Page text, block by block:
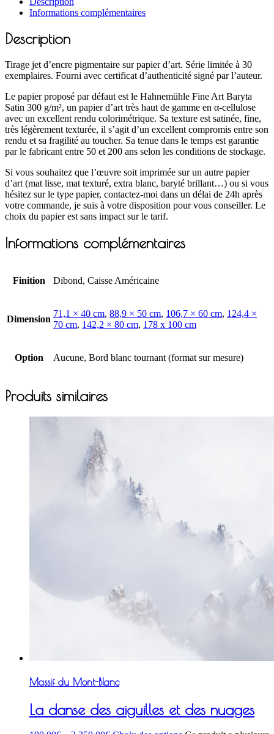
Informations complémentaires
Description
Tirage jet d’encre pigmentaire sur papier d’art. Série limitée à 30
exemplaires. Fourni avec certificat d’authenticité signé par l’auteur.
Le papier proposé par défaut est le Hahnemühle Fine Art Baryta
Satin 300 g/m², un papier d’art très haut de gamme en α-cellulose
avec un excellent rendu colorimétrique. Sa texture est satinée, fine,
très légèrement texturée, il s’agit d’un excellent compromis entre son
rendu et sa fragilité au toucher. Sa tenue dans le temps est garantie
par le fabricant entre 50 et 200 ans selon les conditions de stockage.
Si vous souhaitez que l’œuvre soit imprimée sur un autre papier
d’art (mat lisse, mat texturé, extra blanc, baryté brillant…) ou si vous
hésitez sur le type papier, contactez-moi dans un délai de 24h après
votre commande, je suis à votre disposition pour vous conseiller. Le
choix du papier est sans impact sur le tarif.
Informations complémentaires
Finition Dibond, Caisse Américaine
Dimension
71,1 × 40 cm, 88,9 × 50 cm, 106,7 × 60 cm, 124,4 ×
70 cm, 142,2 × 80 cm, 178 x 100 cm
Option Aucune, Bord blanc tournant (format sur mesure)
Produits similaires
Massif du Mont-Blanc
La danse des aiguilles et des nuages